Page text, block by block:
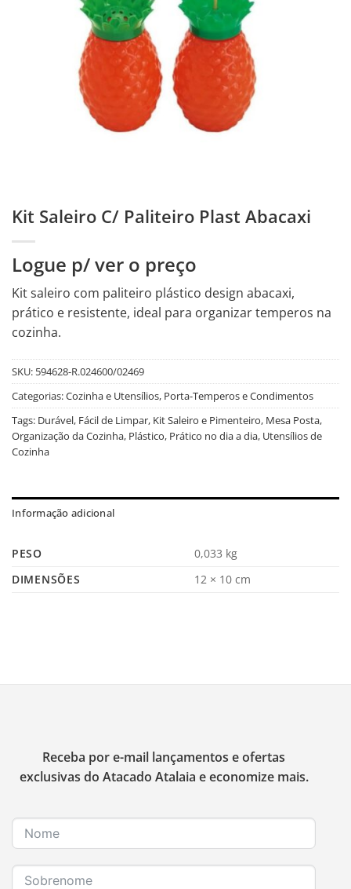
Kit Saleiro C/ Paliteiro Plast Abacaxi
Logue p/ ver o preço
Kit saleiro com paliteiro plástico design abacaxi,
prático e resistente, ideal para organizar temperos na
cozinha.
SKU: 594628-R.024600/02469
Categorias:Cozinha e Utensílios, Porta-Temperos e Condimentos
Tags: Durável, Fácil de Limpar, Kit Saleiro e Pimenteiro, Mesa Posta,
Organização da Cozinha, Plástico, Prático no dia a dia, Utensílios de
Cozinha
Informação adicional
PESO
0,033 kg
DIMENSÕES
12 × 10 cm
Receba por e-mail lançamentos e ofertas
exclusivas do Atacado Atalaia e economize mais.